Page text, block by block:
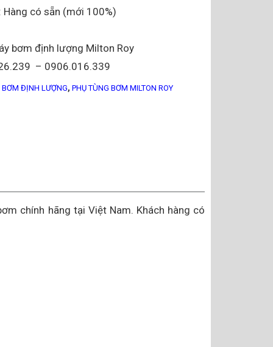
Hàng có sẵn (mới 100%)
bơm định lượng Milton Roy
– 0906.016.339
BƠM ĐỊNH LƯỢNG, PHỤ TÙNG BƠM MILTON ROY
chính hãng tại Việt Nam. Khách hàng có